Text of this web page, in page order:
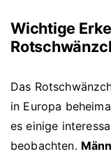
Wichtige
Das
in Europa
es einige
beobachten.